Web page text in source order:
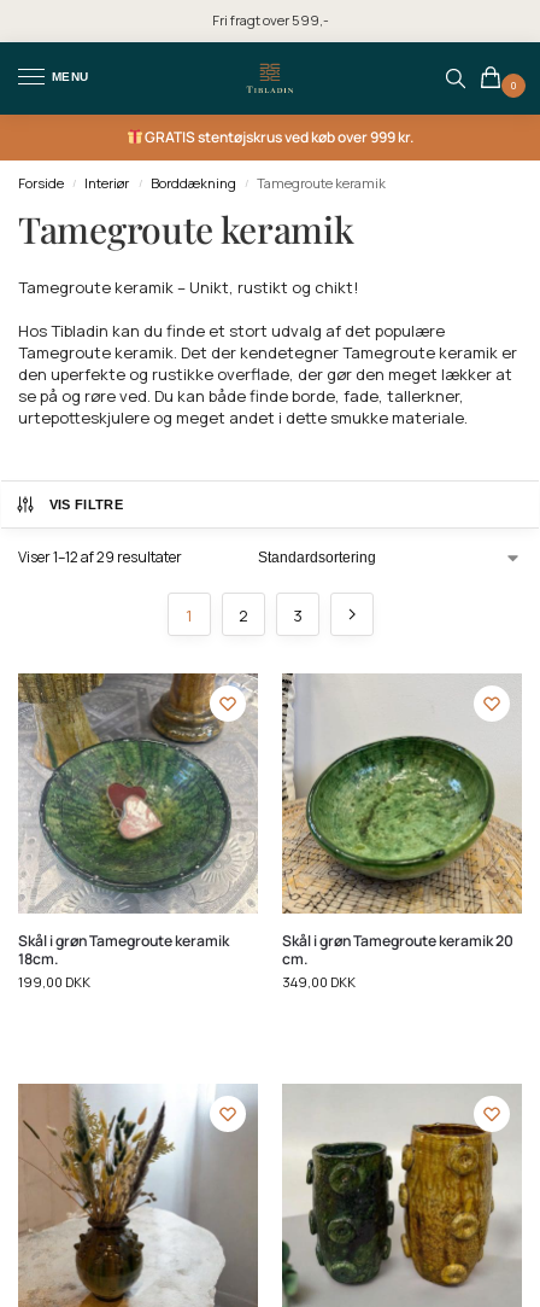
Fri fragt over 599,-
MENU
0
GRATISstentøjskrus ved køb over 999 kr.
Forside / Interiør / Borddækning / Tamegroute keramik
Tamegroute keramik
Tamegroute keramik – Unikt, rustikt og chikt!
Hos Tibladin kan du finde et stort udvalg af det populære
Tamegroute keramik. Det der kendetegner Tamegroute keramik er
den uperfekte og rustikke overflade, der gør den meget lækker at
se på og røre ved. Du kan både finde borde, fade, tallerkner,
urtepotteskjulere og meget andet i dette smukke materiale.
VIS FILTRE
Viser 1–12 af 29 resultater
1 2 3
Skål i grøn Tamegroute keramik
18cm.
199,00 DKK
Skål i grøn Tamegroute keramik 20
cm.
349,00 DKK